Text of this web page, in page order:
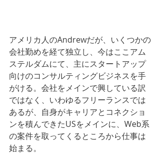
アメリカ人のAndrewだが、いくつかの
会社勤めを経て独立し、今はここアム
ステルダムにて、主にスタートアップ
向けのコンサルティングビジネスを手
がける。会社をメインで興している訳
ではなく、いわゆるフリーランスでは
あるが、自身がキャリアとコネクショ
ンを積んできたUSをメインに、Web系
の案件を取ってくるところから仕事は
始まる。